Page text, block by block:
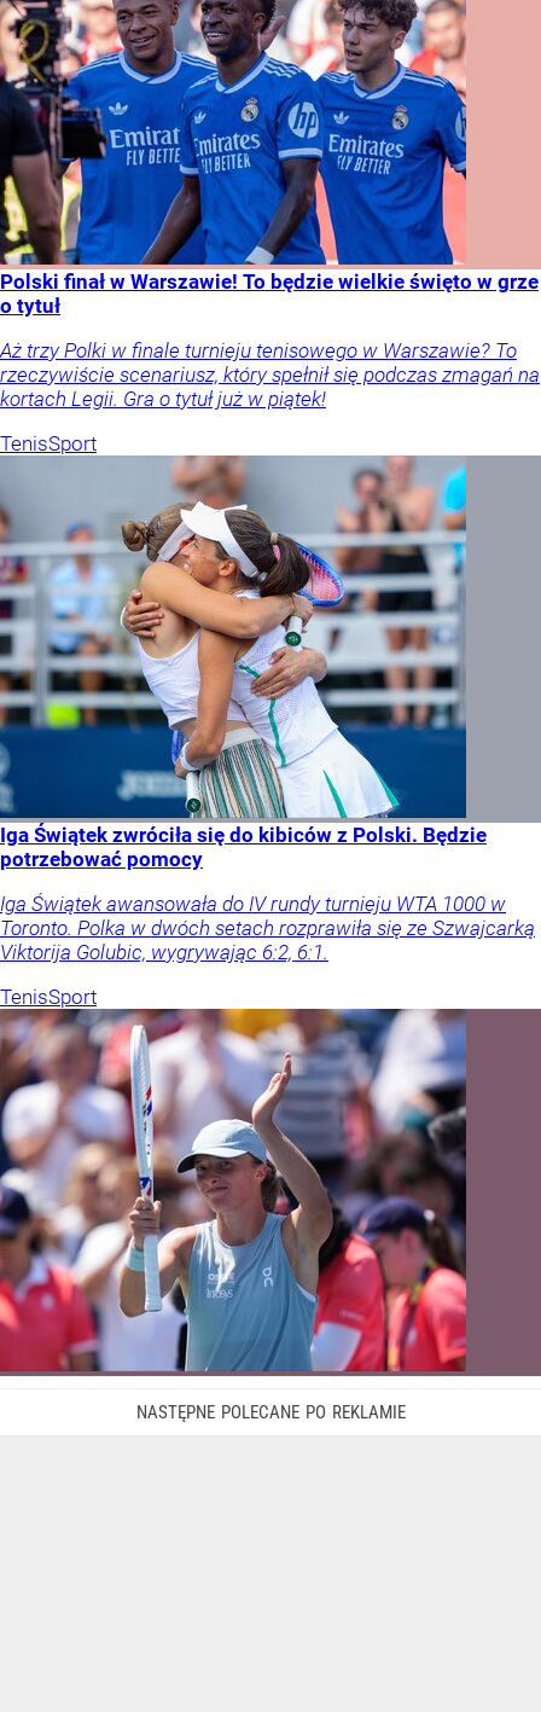
Polski finał w Warszawie! To będzie wielkie święto w grze
o tytuł
Aż trzy Polki w finale turnieju tenisowego w Warszawie? To
rzeczywiście scenariusz, który spełnił się podczas zmagań na
kortach Legii. Gra o tytuł już w piątek!
TenisSport
Iga Świątek zwróciła się do kibiców z Polski. Będzie
potrzebować pomocy
Iga Świątek awansowała do IV rundy turnieju WTA 1000 w
Toronto. Polka w dwóch setach rozprawiła się ze Szwajcarką
Viktorija Golubic, wygrywając 6:2, 6:1.
TenisSport